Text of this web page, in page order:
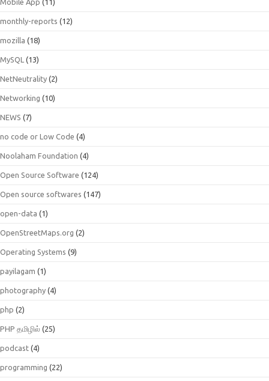
Mobile App (11)
monthly-reports (12)
mozilla (18)
MySQL (13)
NetNeutrality (2)
Networking (10)
NEWS (7)
no code or Low Code (4)
Noolaham Foundation (4)
Open Source Software (124)
Open source softwares (147)
open-data (1)
OpenStreetMaps.org (2)
Operating Systems (9)
payilagam (1)
photography (4)
php (2)
PHP தமிழில் (25)
podcast (4)
programming (22)